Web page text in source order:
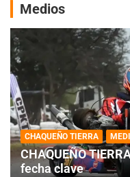
Medios
CHAQUEÑO TIERRA
CHAQUEÑO
fecha clave